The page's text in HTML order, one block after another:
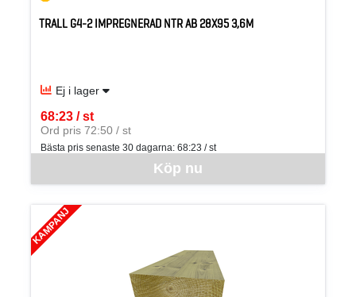
TRALL G4-2 IMPREGNERAD NTR AB 28X95 3,6M
Ej i lager
Köp nu
68:23 / st
SEK per ST
Ord pris 72:50 / st
Bästa pris senaste 30 dagarna: 68:23 / st
KAMPANJ